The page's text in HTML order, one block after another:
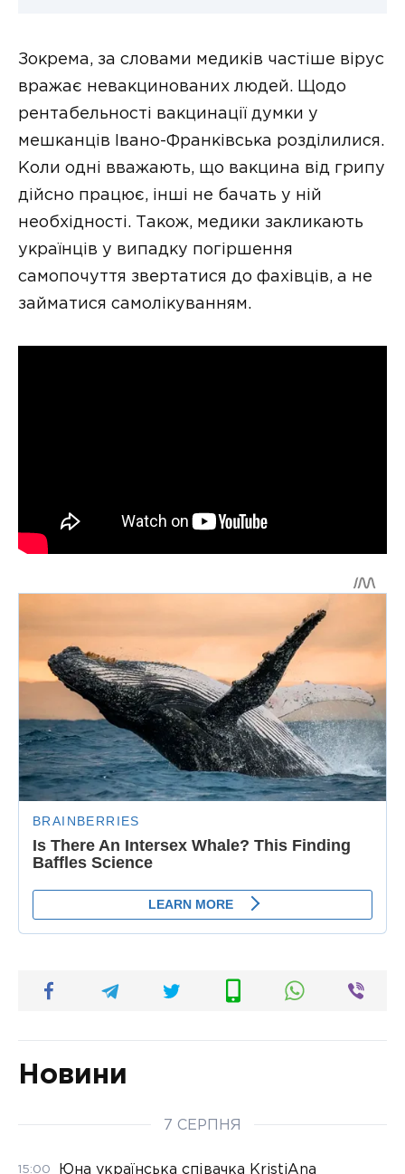
Зокрема, за словами медиків частіше вірус
вражає невакцинованих людей. Щодо
рентабельності вакцинації думки у
мешканців Івано-Франківська розділилися.
Коли одні вважають, що вакцина від грипу
дійсно працює, інші не бачать у ній
необхідності. Також, медики закликають
українців у випадку погіршення
самопочуття звертатися до фахівців, а не
займатися самолікуванням.
Новини
7 СЕРПНЯ
15:00 Юна українська співачка KristiAna